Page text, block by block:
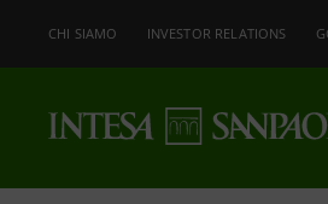
CHI SIAMO INVESTOR RELATIONS